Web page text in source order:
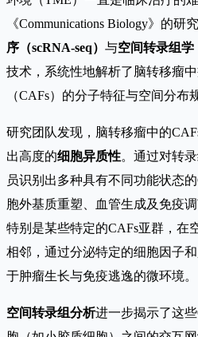
《Communications Biology》的研
序（scRNA-seq） 与空间转录组学
技术，系统性地解析了脑转移瘤
（CAFs）的分子特征与空间分布
研究团队发现，脑转移瘤中的
出高度的细胞异质性。通过对转
员识别出多种具有不同功能状态
胞外基质重塑、血管生成及免疫
特别是某些特定的CAFs亚群，在
相邻，通过分泌特定的细胞因子
于肿瘤生长与免疫逃逸的微环境。
空间转录组分析进一步揭示了这